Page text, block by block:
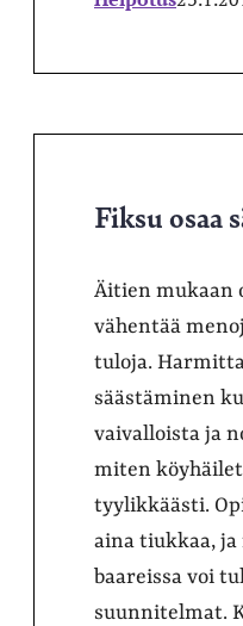
Fiksu osaa
Äitien mukaan
vähentää
tuloja.
säästäminen
vaivalloista ja
miten
tyylikkäästi.
aina tiukkaa,
baareissa voi
suunnitelmat.